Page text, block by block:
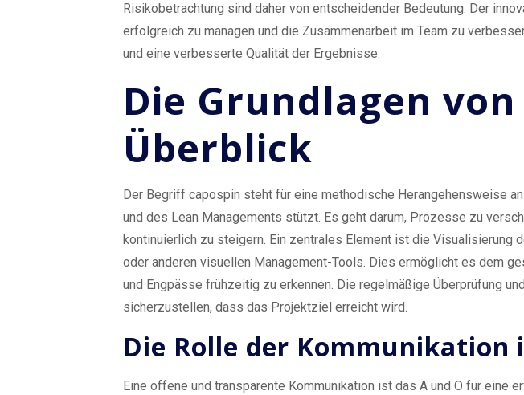
Risikobetrachtung sind daher von entscheidender Bedeutung. Der
erfolgreich zu managen und die Zusammenarbeit im Team zu
und eine verbesserte Qualität der Ergebnisse.
Die Grundlagen
Überblick
Der Begriff capospin steht für eine methodische Herangehensweise
und des Lean Managements stützt. Es geht darum, Prozesse zu
kontinuierlich zu steigern. Ein zentrales Element ist die
oder anderen visuellen Management-Tools. Dies ermöglicht es dem
und Engpässe frühzeitig zu erkennen. Die regelmäßige Überprüfung
sicherzustellen, dass das Projektziel erreicht wird.
Die Rolle der Kommunikation
Eine offene und transparente Kommunikation ist das A und O für